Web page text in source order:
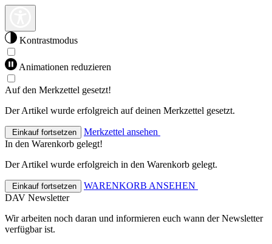
Kontrastmodus
Animationen reduzieren
Auf den Merkzettel gesetzt!
Der Artikel wurde erfolgreich auf deinen Merkzettel gesetzt.
Einkauf fortsetzen
Merkzettel ansehen
In den Warenkorb gelegt!
Der Artikel wurde erfolgreich in den Warenkorb gelegt.
Einkauf fortsetzen
WARENKORB ANSEHEN
DAV Newsletter
Wir arbeiten noch daran und informieren euch wann der Newsletter
verfügbar ist.